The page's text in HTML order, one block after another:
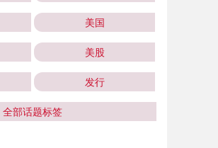
美国
美股
发行
全部话题标签